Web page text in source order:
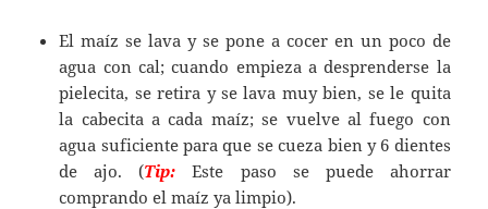
El maíz se lava y se pone a cocer en un poco de
agua con cal; cuando empieza a desprenderse la
pielecita, se retira y se lava muy bien, se le quita
la cabecita a cada maíz; se vuelve al fuego con
agua suficiente para que se cueza bien y 6 dientes
de ajo. (Tip:
Este paso se puede ahorrar
comprando el maíz ya limpio).